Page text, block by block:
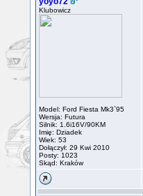
Klubowicz
Model: Ford Fiesta Mk3`95
Wersja: Futura
Silnik: 1.6i16V/90KM
Imię: Dziadek
Wiek: 53
Dołączył: 29 Kwi 2010
Posty: 1023
Skąd: Kraków